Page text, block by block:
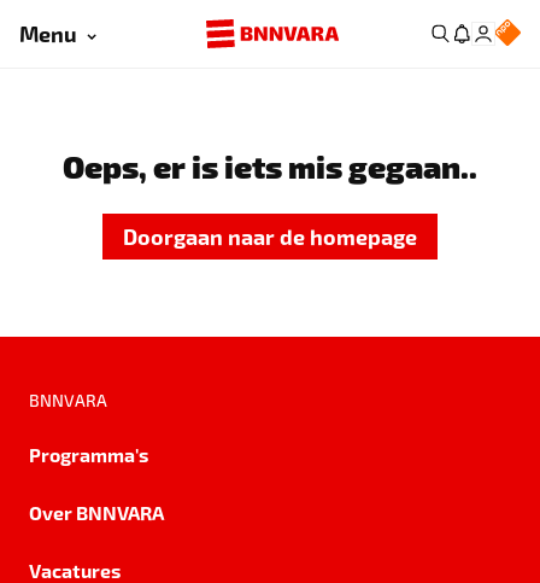
Menu
Oeps, er is iets mis gegaan..
Doorgaan naar de homepage
BNNVARA
Programma's
Over BNNVARA
Vacatures